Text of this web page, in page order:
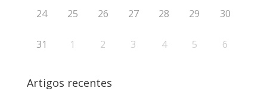
24 25 26 27 28 29 30
31 1 2 3 4 5 6
Artigos recentes